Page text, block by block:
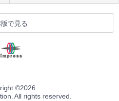
で見る
©2026
All rights reserved.